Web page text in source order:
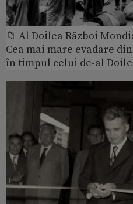
📁 Al Doilea Război
Cea mai mare evadare
în timpul celui de-al